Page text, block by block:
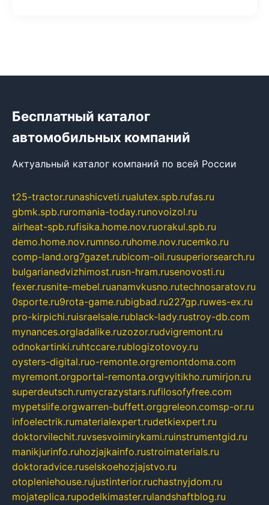
Бесплатный каталог
автомобильных компаний
Актуальный каталог компаний по всей России
t25-tractor.runashicveti.rualutex.spb.rufas.ru
gbmk.spb.ruromania-today.runovoizol.ru
airheat-spb.rufisika.home.nov.ruorakul.spb.ru
demo.home.nov.rumnso.ruhome.nov.rucemko.ru
comp-land.org7gazet.rubicom-oil.rusuperiorsearch.ru
bulgarianedvizhimost.rusn-hram.rusenovosti.ru
fexer.rusnite-mebel.ruanamvkusno.rutechnosaratov.ru
0sporte.ru9rota-game.rubigbad.ru227gp.ruwes-ex.ru
pro-kirpichi.ruisraelsale.rublack-lady.rustroy-db.com
mynances.orgladalike.ruzozor.rudvigremont.ru
odnokartinki.ruhtccare.rublogizotovoy.ru
oysters-digital.ruo-remonte.orgremontdoma.com
myremont.orgportal-remonta.orgvyitikho.rumirjon.ru
superdeutsch.rumycrazystars.rufilosofyfree.com
mypetslife.orgwarren-buffett.orggreleon.comsp-or.ru
infoelectrik.rumaterialexpert.rudetkiexpert.ru
doktorvilechit.ruvsesvoimirykami.ruinstrumentgid.ru
manikjurinfo.ruhozjajkainfo.rustroimaterials.ru
doktoradvice.ruselskoehozjajstvo.ru
otopleniehouse.rujustinterior.ruchastnyjdom.ru
mojateplica.rupodelkimaster.rulandshaftblog.ru